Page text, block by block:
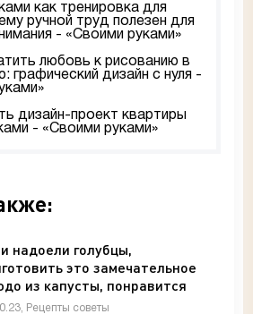
как тренировка для
ручной труд полезен для
- «Своими руками»
любовь к рисованию в
графический дизайн с нуля -
дизайн-проект квартиры
- «Своими руками»
надоели голубцы,
это замечательное
из капусты, понравится
семье - «Рецепты советы»
Рецепты советы